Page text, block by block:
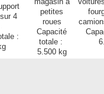
4
:
petites
roues
Capacité
totale :
5.500 kg